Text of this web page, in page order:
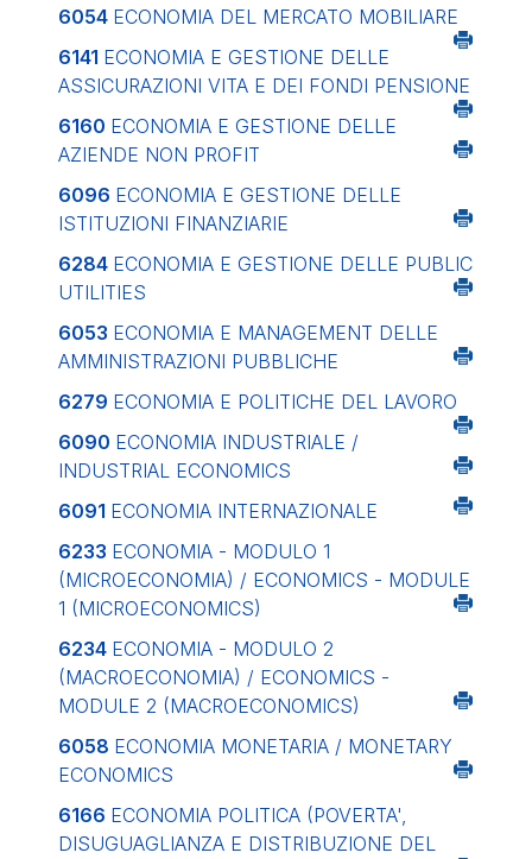
6054 ECONOMIA DEL MERCATO MOBILIARE
6141 ECONOMIA E GESTIONE DELLE
ASSICURAZIONI VITA E DEI FONDI PENSIONE
6160 ECONOMIA E GESTIONE DELLE
AZIENDE NON PROFIT
6096 ECONOMIA E GESTIONE DELLE
ISTITUZIONI FINANZIARIE
6284 ECONOMIA E GESTIONE DELLE PUBLIC
UTILITIES
6053 ECONOMIA E MANAGEMENT DELLE
AMMINISTRAZIONI PUBBLICHE
6279 ECONOMIA E POLITICHE DEL LAVORO
6090 ECONOMIA INDUSTRIALE /
INDUSTRIAL ECONOMICS
6091 ECONOMIA INTERNAZIONALE
6233 ECONOMIA - MODULO 1
(MICROECONOMIA) / ECONOMICS - MODULE
1 (MICROECONOMICS)
6234 ECONOMIA - MODULO 2
(MACROECONOMIA) / ECONOMICS -
MODULE 2 (MACROECONOMICS)
6058 ECONOMIA MONETARIA / MONETARY
ECONOMICS
6166 ECONOMIA POLITICA (POVERTA',
DISUGUAGLIANZA E DISTRIBUZIONE DEL